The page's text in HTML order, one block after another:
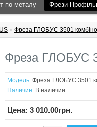
по металу Фрези
» Фреза ГЛОБУС 3501
Фреза ГЛОБУС
Модель: Фреза ГЛОБУС 3501
Наличие: В наличии
Цена: 3 010.00грн.